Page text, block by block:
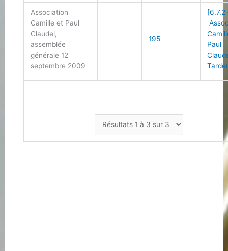
Association
Camille et Paul
Claudel,
assemblée
générale 12
septembre 2009
195
[6.7.2
Paul